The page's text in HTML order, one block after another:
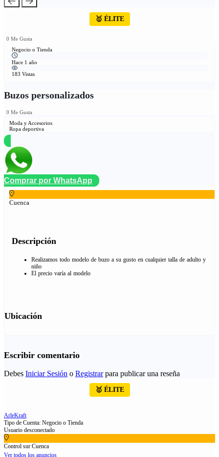
🥇 ÉLITE
0 Me Gusta
Negocio o Tienda
Hace 1 año
183 Vistas
Buzos personalizados
0 Me Gusta
Moda y Accesorios
Ropa deportiva
Comprar por WhatsApp
Cuenca
Descripción
Realizamos todo modelo de buzo a su gusto en cualquier talla de adulto y
niño
El precio varía al modelo
Ubicación
Escribir comentario
Debes Iniciar Sesión o Registrarpara publicar una reseña
🥇 ÉLITE
ArleKraft
Tipo de Cuenta: Negocio o Tienda
Usuario desconectado
Control sur Cuenca
Ver todos los anuncios